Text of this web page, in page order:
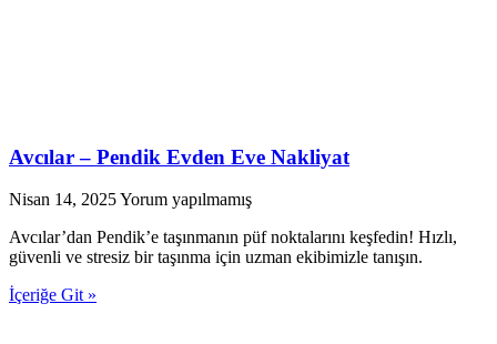
Avcılar – Pendik Evden Eve Nakliyat
Nisan 14, 2025Yorum yapılmamış
Avcılar’dan Pendik’e taşınmanın püf noktalarını keşfedin! Hızlı,
güvenli ve stresiz bir taşınma için uzman ekibimizle tanışın.
İçeriğe Git »